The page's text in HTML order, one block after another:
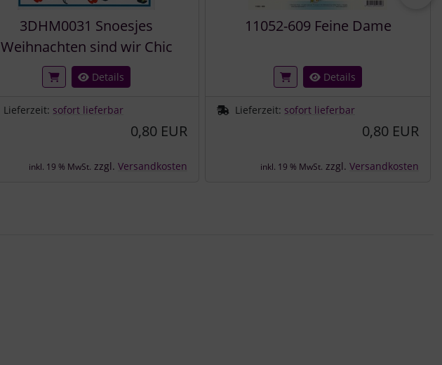
3DHM0031 Snoesjes
Weihnachten sind wir Chic
Details
Lieferzeit: sofort lieferbar
0,80 EUR
inkl. 19 % MwSt. zzgl. Versandkosten
11052-609 Feine Dame
Details
Lieferzeit: sofort lieferbar
0,80 EUR
inkl. 19 % MwSt. zzgl. Versandkosten